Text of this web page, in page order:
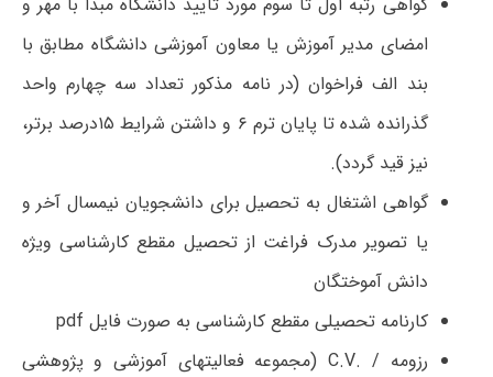
امضای مدیر آموزش یا معاون آموزشی دانشگاه مطابق با
بند الف فراخوان (در نامه مذکور تعداد سه چهارم واحد
گذرانده شده تا پایان ترم ۶ و داشتن شرایط ۱۵درصد برتر،
نیز قید گردد).
گواهی اشتغال به تحصیل برای دانشجویان نیمسال آخر و
یا تصویر مدرک فراغت از تحصیل مقطع کارشناسی ویژه
دانش آموختگان
کارنامه تحصیلی مقطع کارشناسی به صورت فایل pdf
رزومه / .
C.V (
مجموعه فعالیتهای آموزشی و پژوهشی